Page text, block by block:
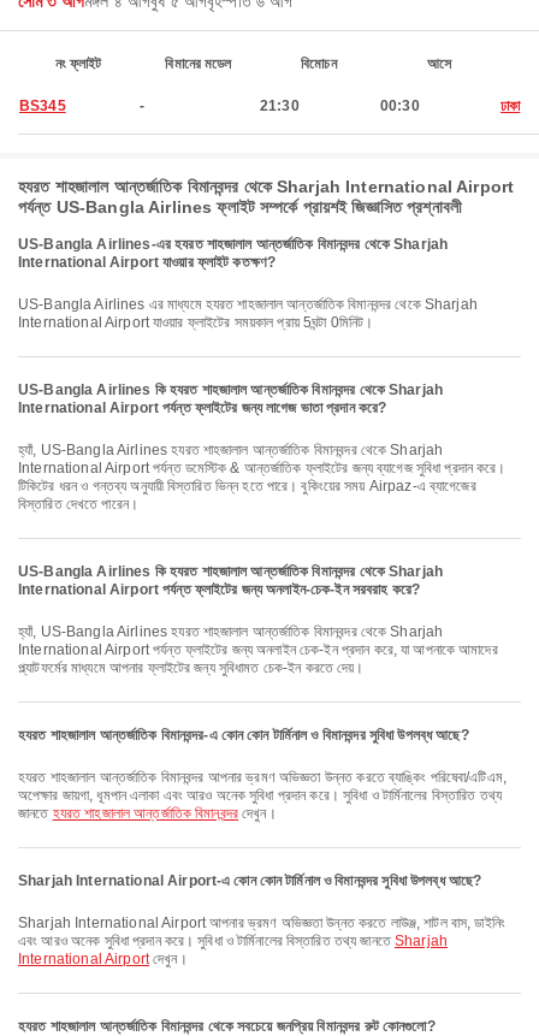
নং ফ্লাইট বিমানের মডেল বিমোচন আসে
BS345 - 21:30 00:30 ঢাকা
হযরত শাহজালাল আন্তর্জাতিক বিমানবন্দর থেকে Sharjah International Airport
পর্যন্ত US-Bangla Airlines ফ্লাইট সম্পর্কে প্রায়শই জিজ্ঞাসিত প্রশ্নাবলী
US-Bangla Airlines-এর হযরত শাহজালাল আন্তর্জাতিক বিমানবন্দর থেকে Sharjah
International Airport যাওয়ার ফ্লাইট কতক্ষণ?
US-Bangla Airlines এর মাধ্যমে হযরত শাহজালাল আন্তর্জাতিক বিমানবন্দর থেকে Sharjah
International Airport যাওয়ার ফ্লাইটের সময়কাল প্রায় 5ঘন্টা 0মিনিট।
US-Bangla Airlines কি হযরত শাহজালাল আন্তর্জাতিক বিমানবন্দর থেকে Sharjah
International Airport পর্যন্ত ফ্লাইটের জন্য লাগেজ ভাতা প্রদান করে?
হ্যাঁ, US-Bangla Airlines হযরত শাহজালাল আন্তর্জাতিক বিমানবন্দর থেকে Sharjah
International Airport পর্যন্ত ডমেস্টিক & আন্তর্জাতিক ফ্লাইটের জন্য ব্যাগেজ সুবিধা প্রদান করে।
টিকিটের ধরন ও গন্তব্য অনুযায়ী বিস্তারিত ভিন্ন হতে পারে। বুকিংয়ের সময় Airpaz-এ ব্যাগেজের
বিস্তারিত দেখতে পারেন।
US-Bangla Airlines কি হযরত শাহজালাল আন্তর্জাতিক বিমানবন্দর থেকে Sharjah
International Airport পর্যন্ত ফ্লাইটের জন্য অনলাইন-চেক-ইন সরবরাহ করে?
হ্যাঁ, US-Bangla Airlines হযরত শাহজালাল আন্তর্জাতিক বিমানবন্দর থেকে Sharjah
International Airport পর্যন্ত ফ্লাইটের জন্য অনলাইন চেক-ইন প্রদান করে, যা আপনাকে আমাদের
প্ল্যাটফর্মের মাধ্যমে আপনার ফ্লাইটের জন্য সুবিধামত চেক-ইন করতে দেয়।
হযরত শাহজালাল আন্তর্জাতিক বিমানবন্দর-এ কোন কোন টার্মিনাল ও বিমানবন্দর সুবিধা উপলব্ধ আছে?
হযরত শাহজালাল আন্তর্জাতিক বিমানবন্দর আপনার ভ্রমণ অভিজ্ঞতা উন্নত করতে ব্যাঙ্কিং পরিষেবা/এটিএম,
অপেক্ষার জায়গা, ধূমপান এলাকা এবং আরও অনেক সুবিধা প্রদান করে। সুবিধা ও টার্মিনালের বিস্তারিত তথ্য
জানতে হযরত শাহজালাল আন্তর্জাতিক বিমানবন্দর দেখুন।
Sharjah International Airport-এ কোন কোন টার্মিনাল ও বিমানবন্দর সুবিধা উপলব্ধ আছে?
Sharjah International Airport আপনার ভ্রমণ অভিজ্ঞতা উন্নত করতে লাউঞ্জ, শাটল বাস, ডাইনিং
এবং আরও অনেক সুবিধা প্রদান করে। সুবিধা ও টার্মিনালের বিস্তারিত তথ্য জানতেSharjah
International Airportদেখুন।
হযরত শাহজালাল আন্তর্জাতিক বিমানবন্দর থেকে সবচেয়ে জনপ্রিয় বিমানবন্দর রুট কোনগুলো?